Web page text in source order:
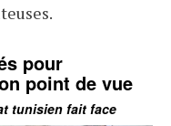
pour
point de vue
tunisien fait face